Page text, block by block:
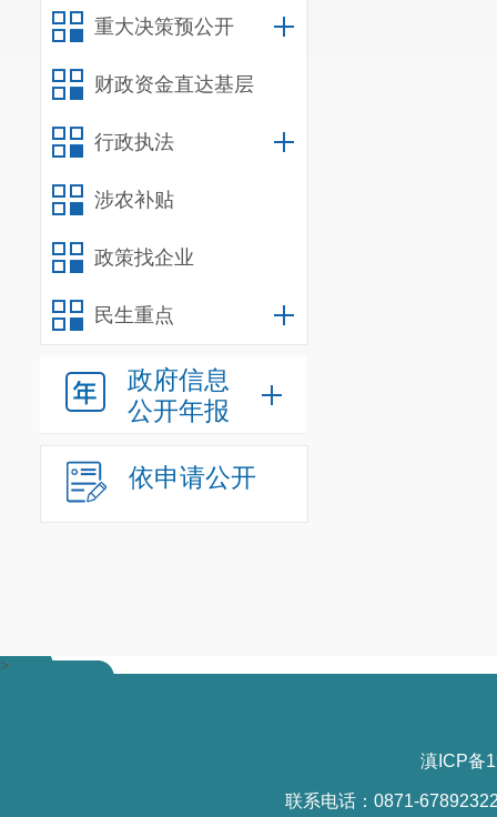
重大决策预公开
财政资金直达基层
行政执法
涉农补贴
政策找企业
民生重点
政府信息
公开年报
依申请公开
>
滇ICP备
联系电话：0871-